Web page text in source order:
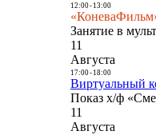
12:00- 13:00
Занятие в
11
Августа
17:00- 18:00
Виртуальный
Показ х/ф
11
Августа